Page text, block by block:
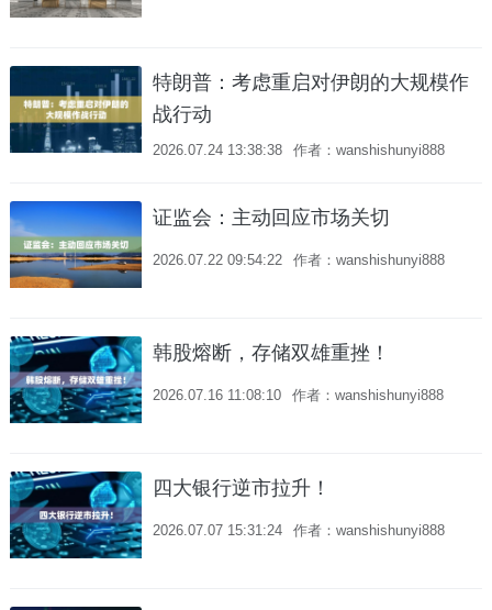
特朗普：考虑重启对伊朗的大规模作
战行动
2026.07.24 13:38:38 作者：wanshishunyi888
证监会：主动回应市场关切
2026.07.22 09:54:22 作者：wanshishunyi888
韩股熔断，存储双雄重挫！
2026.07.16 11:08:10 作者：wanshishunyi888
四大银行逆市拉升！
2026.07.07 15:31:24 作者：wanshishunyi888